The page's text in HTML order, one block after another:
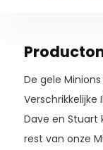
De gele
Dave en Stuart
rest van onze